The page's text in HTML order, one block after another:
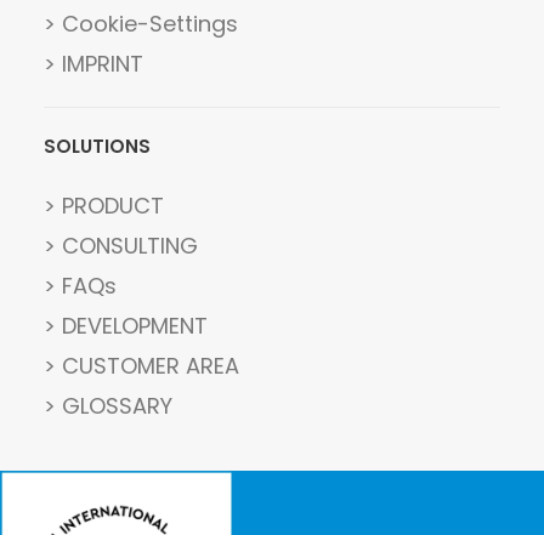
> Cookie-Settings
> IMPRINT
SOLUTIONS
> PRODUCT
> CONSULTING
> FAQs
> DEVELOPMENT
> CUSTOMER AREA
> GLOSSARY